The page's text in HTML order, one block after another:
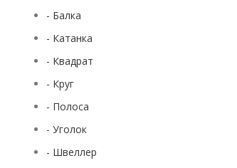
- Балка
- Катанка
- Квадрат
- Круг
- Полоса
- Уголок
- Швеллер